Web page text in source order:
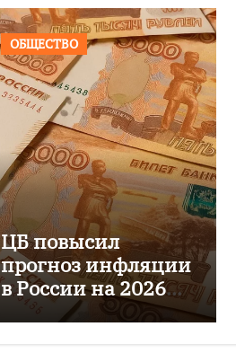
ОБЩЕСТВО
ЦБ повысил
прогноз инфляции
в России на 2026
год до 6–7%